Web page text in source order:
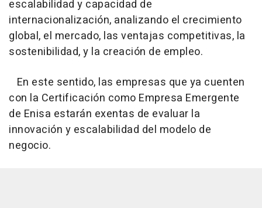
escalabilidad y capacidad de
internacionalización, analizando el crecimiento
global, el mercado, las ventajas competitivas, la
sostenibilidad, y la creación de empleo.
En este sentido, las empresas que ya cuenten
con la Certificación como Empresa Emergente
de Enisa estarán exentas de evaluar la
innovación y escalabilidad del modelo de
negocio.